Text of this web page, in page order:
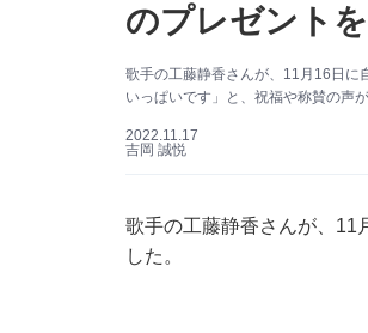
のプレゼント
歌手の工藤静香さんが、11月16日に
いっぱいです」と、祝福や称賛の声
2022.11.17
吉岡 誠悦
歌手の工藤静香さんが、11
した。